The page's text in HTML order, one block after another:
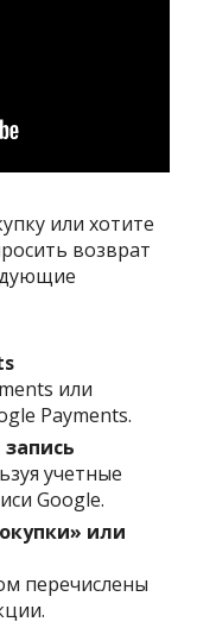
или хотите
возврат
или
Payments.
учетные
Google.
или
перечислены